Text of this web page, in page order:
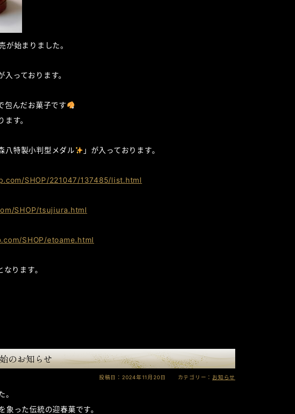
が始まりました。
入っております。
包んだお菓子です
す。
八特製小判型メダル 」が入っております。
SHOP/221047/137485/list.html
SHOP/tsujiura.html
SHOP/etoame.html
ります。
のお知らせ
投稿日：2024年11月20日 カテゴリー： お知らせ
った伝統の迎春菓です。